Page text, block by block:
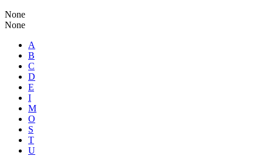
None
None
A
B
C
D
E
I
M
O
S
T
U